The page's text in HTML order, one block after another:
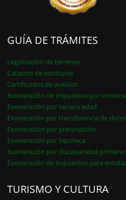
GUÍA DE TRÁMITES
Legalización de terrenos
Catastro de escrituras
Certificados de avalúos
Exoneración de impuestos por
Exoneración por tercera edad
Exoneración por transferencia de
Exoneración por prescripción
Exoneración por hipoteca
Exoneración por discapacidad primera
Exoneración de impuestos para
TURISMO Y CULTURA